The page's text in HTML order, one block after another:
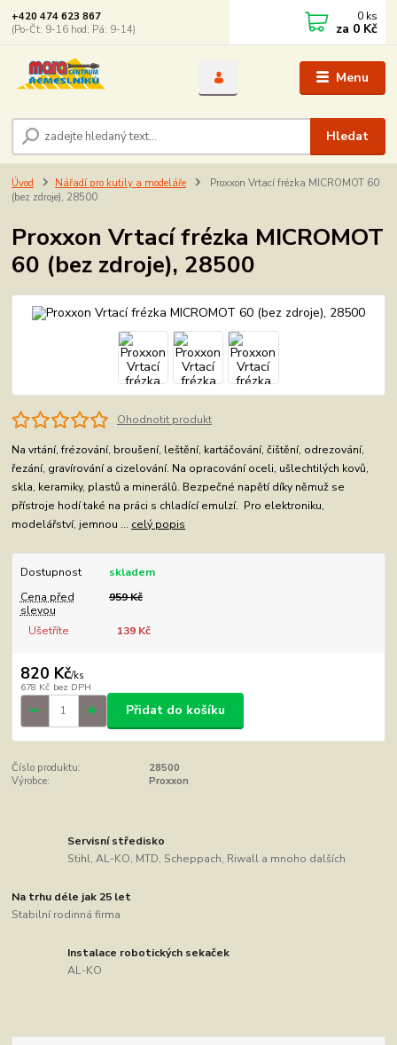
Menu
Hledat
+420 474 623 867
(Po-Čt: 9-16 hod; Pá: 9-14)
0 ks
za 0 Kč
Úvod Nářadí pro kutily a modeláře
Proxxon Vrtací frézka MICROMOT 60
(bez zdroje), 28500
Proxxon Vrtací frézka MICROMOT
60 (bez zdroje), 28500
Ohodnotit produkt
Na vrtání, frézování, broušení, leštění, kartáčování, čištění, odrezování,
řezání, gravírování a cizelování. Na opracování oceli, ušlechtilých kovů,
skla, keramiky, plastů a minerálů. Bezpečné napětí díky němuž se
přístroje hodí také na práci s chladící emulzí. Pro elektroniku,
modelářství, jemnou ... celý popis
Dostupnost
skladem
Cena před
slevou
959 Kč
Ušetříte 139 Kč
820 Kč/ks
678 Kč bez DPH
Přidat do košíku
Číslo produktu:
28500
Výrobce:
Proxxon
Servisní středisko
Stihl, AL-KO, MTD, Scheppach, Riwall a mnoho dalších
Na trhu déle jak 25 let
Stabilní rodinná firma
Instalace robotických sekaček
AL-KO